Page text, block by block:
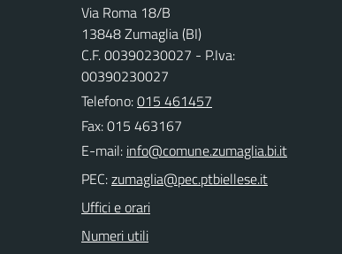
Via Roma 18/B
13848 Zumaglia (BI)
C.F. 00390230027 - P.Iva:
00390230027
Telefono:015 461457
Fax: 015 463167
E-mail:
PEC:
Uffici e orari
Numeri utili